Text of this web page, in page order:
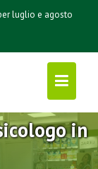
luglio e agosto
in